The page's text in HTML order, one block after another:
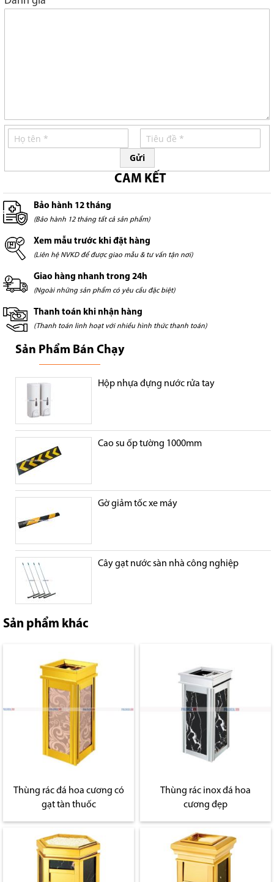
Gửi
CAM KẾT
Bảo hành 12 tháng
(Bảo hành 12 tháng tất cả sản phẩm)
Xem mẫu trước khi đặt hàng
(Liên hệ NVKD để được giao mẫu & tư vấn tận nơi)
Giao hàng nhanh trong 24h
(Ngoài những sản phẩm có yêu cầu đặc biệt)
Thanh toán khi nhận hàng
(Thanh toán linh hoạt với nhiều hình thức thanh toán)
Sản Phẩm Bán Chạy
Hộp nhựa đựng nước rửa tay
Cao su ốp tường 1000mm
Gờ giảm tốc xe máy
Cây gạt nước sàn nhà công nghiệp
Sản phẩm khác
Thùng rác đá hoa cương có
gạt tàn thuốc
Thùng rác inox đá hoa
cương đẹp